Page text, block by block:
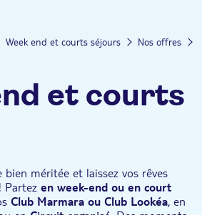
Week end et courts séjours
Nos offres
et courts
bien méritée et laissez vos rêves
Partez en week-end ou en court
Club Marmara ou Club Lookéa, en